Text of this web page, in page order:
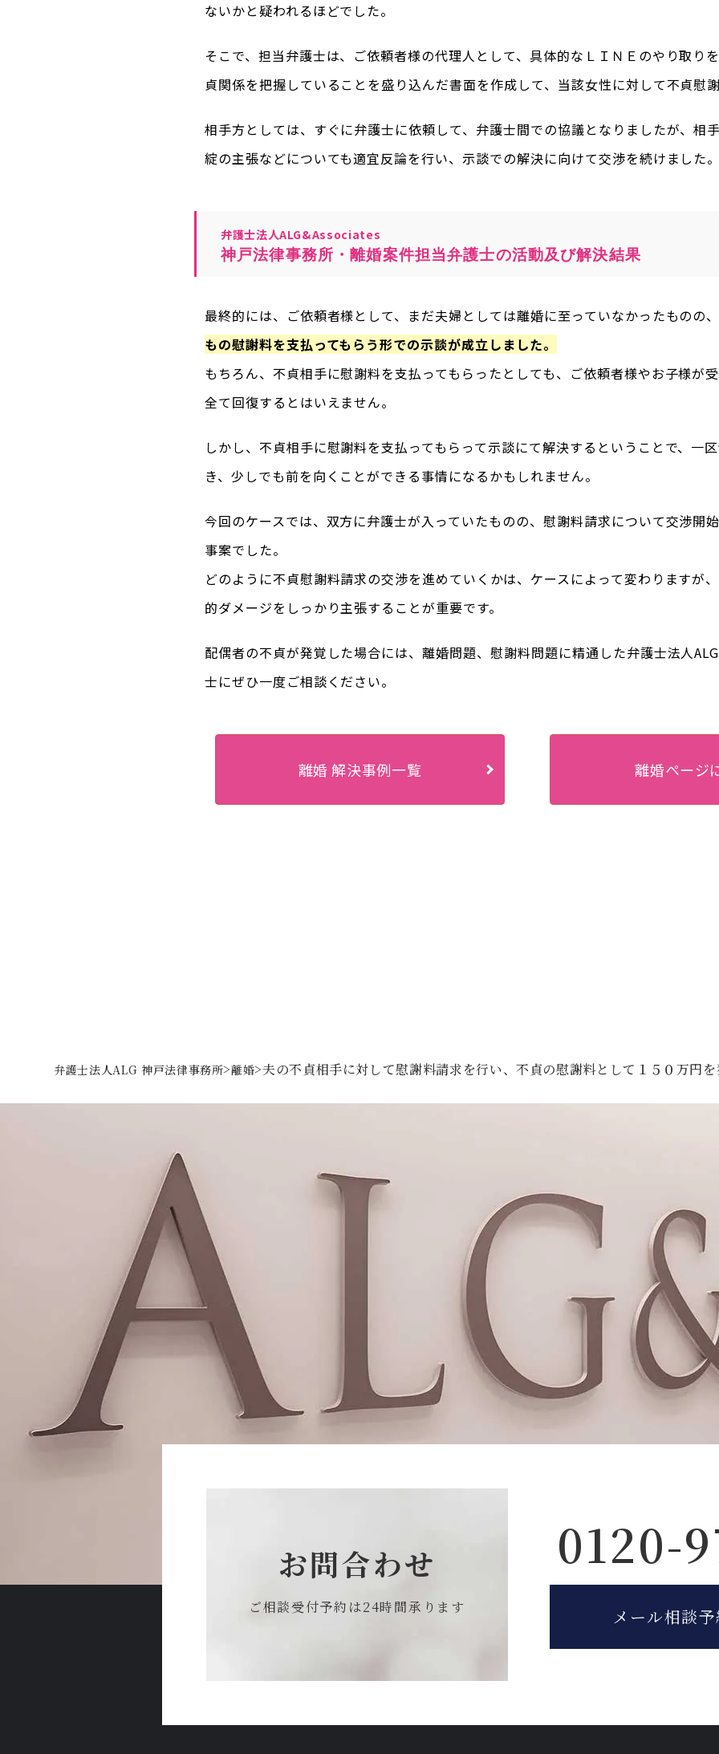
ないかと疑われるほどでした。
そこで、担当弁護士は、ご依頼者様の代理人として、具体的なＬＩＮＥのやり取り
貞関係を把握していることを盛り込んだ書面を作成して、当該女性に対して不貞慰
相手方としては、すぐに弁護士に依頼して、弁護士間での協議となりましたが、相
綻の主張などについても適宜反論を行い、示談での解決に向けて交渉を続けました
弁護士法人ALG&Associates
神戸法律事務所・離婚案件担当弁護士の活動及び解決結果
最終的には、ご依頼者様として、まだ夫婦としては離婚に至っていなかったものの
もの慰謝料を支払ってもらう形での示談が成立しました。
もちろん、不貞相手に慰謝料を支払ってもらったとしても、ご依頼者様やお子様が
全て回復するとはいえません。
しかし、不貞相手に慰謝料を支払ってもらって示談にて解決するということで、一
き、少しでも前を向くことができる事情になるかもしれません。
今回のケースでは、双方に弁護士が入っていたものの、慰謝料請求について交渉開
事案でした。
どのように不貞慰謝料請求の交渉を進めていくかは、ケースによって変わりますが
的ダメージをしっかり主張することが重要です。
配偶者の不貞が発覚した場合には、離婚問題、慰謝料問題に精通した弁護士法人
士にぜひ一度ご相談ください。
離婚 解決事例一覧 離婚ページ
弁護士法人ALG 神戸法律事務所>離婚>夫の不貞相手に対して慰謝料請求を行い、不貞の慰謝料として１５０万円
お問合わせ
ご相談受付予約は24時間承ります
0120-
メール相談